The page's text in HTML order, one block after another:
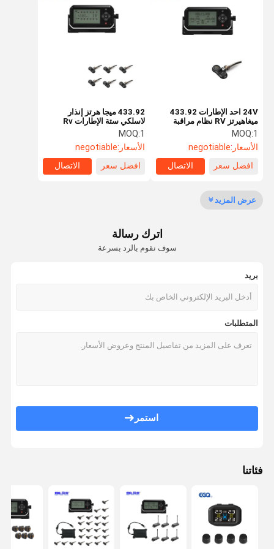
نظام مراقبة ضغط إطارات السيارات
دراجة TPMS
نظام مراقبة ضغط الإطارات الشمسية
RV نظام مراقبة ضغط الإطارات
24V احد الإطارات 433.92
ميغاهيرتز RV نظام مراقبة
ضغط الإطارات
MOQ:1
الأسعار:negotiable
افضل سعر
الاتصال
433.92 ميجا هرتز إنذار
لاسلكي ستة الإطارات Rv
مجسات ضغط الإطارات
MOQ:1
الأسعار:negotiable
افضل سعر
الاتصال
عرض المزيد
اترك رسالة
سوف نقوم بالرد بسرعة
بريد
المتطلبات
استمر
فئاتنا